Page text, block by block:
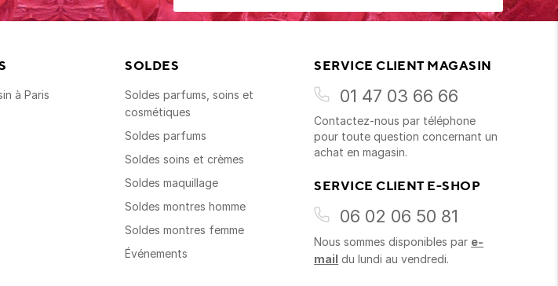
à Paris
SOLDES
Soldes parfums, soins et
cosmétiques
Soldes parfums
Soldes soins et crèmes
Soldes maquillage
Soldes montres homme
Soldes montres femme
Événements
SERVICE CLIENT MAGASIN
01 47 03 66 66
Contactez-nous par téléphone
pour toute question concernant un
achat en magasin.
SERVICE CLIENT E-SHOP
06 02 06 50 81
Nous sommes disponibles par e-
mail du lundi au vendredi.